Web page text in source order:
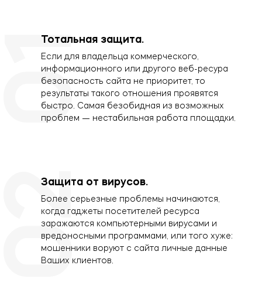
Тотальная защита.
Если для владельца коммерческого,
информационного или другого веб-ресура
безопасность сайта не приоритет, то
результаты такого отношения проявятся
быстро. Самая безобидная из возможных
проблем — нестабильная работа площадки.
01
Защита от вирусов.
Более серьезные проблемы начинаются,
когда гаджеты посетителей ресурса
заражаются компьютерными вирусами и
вредоносными программами, или того хуже:
мошенники воруют с сайта личные данные
Ваших клиентов.
02